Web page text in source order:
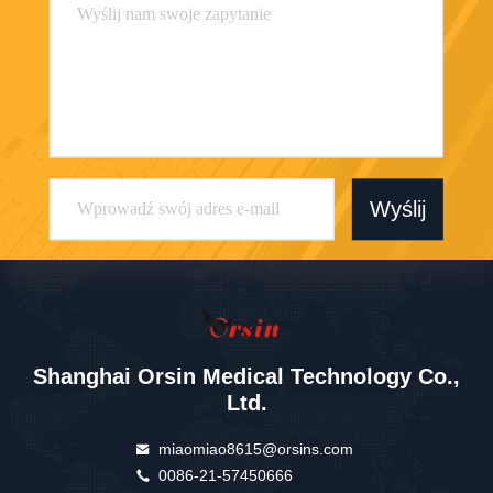
Wyślij
Shanghai Orsin Medical Technology Co.,
Ltd.
miaomiao8615@orsins.com
0086-21-57450666